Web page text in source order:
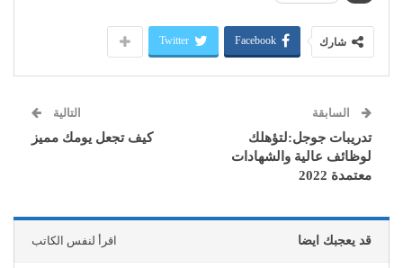
شارك Facebook
Twitter
السابقة
تدريبات جوجل:لتؤهلك
لوظائف عالية والشهادات
معتمدة 2022
التالية
كيف تجعل يومك مميز
قد يعجبك ايضا اقرأ لنفس الكاتب